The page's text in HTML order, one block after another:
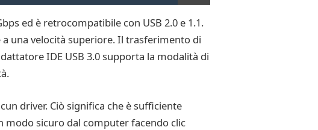
ed è retrocompatibile con USB 2.0 e 1.1.
a una velocità superiore. Il trasferimento di
IDE USB 3.0 supporta la modalità di
driver. Ciò significa che è sufficiente
sicuro dal computer facendo clic